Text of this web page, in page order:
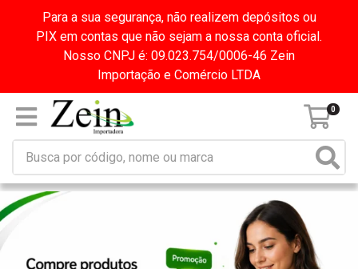
Para a sua segurança, não realizem depósitos ou
PIX em contas que não sejam a nossa conta oficial.
Nosso CNPJ é: 09.023.754/0006-46 Zein
Importação e Comércio LTDA
0